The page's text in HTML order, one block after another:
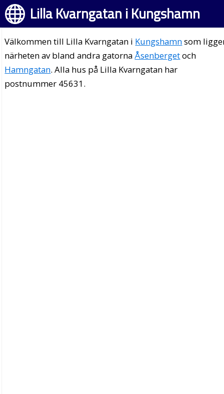
Lilla Kvarngatan i Kungshamn
Välkommen till Lilla Kvarngatan i Kungshamnsom
närheten av bland andra gatornaÅsenbergetoch
Hamngatan. Alla hus på Lilla Kvarngatan har
postnummer 45631.